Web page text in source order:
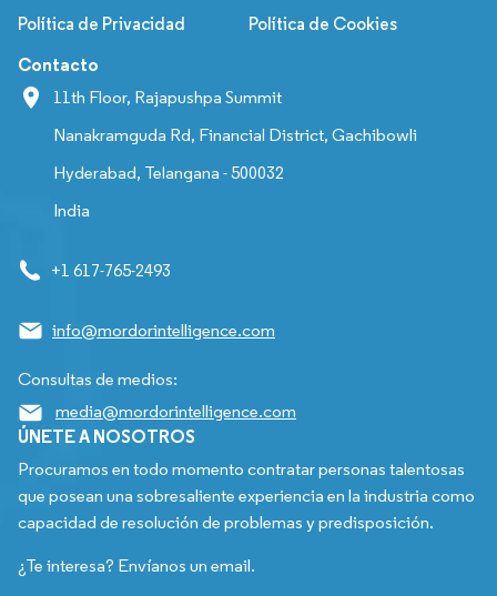
Política de Privacidad Política de Cookies
Contacto
11th Floor, Rajapushpa Summit
Nanakramguda Rd, Financial District, Gachibowli
Hyderabad, Telangana - 500032
India
+1 617-765-2493
info@mordorintelligence.com
Consultas de medios:
media@mordorintelligence.com
ÚNETE A NOSOTROS
Procuramos en todo momento contratar personas talentosas
que posean una sobresaliente experiencia en la industria como
capacidad de resolución de problemas y predisposición.
¿Te interesa? Envíanos un email.